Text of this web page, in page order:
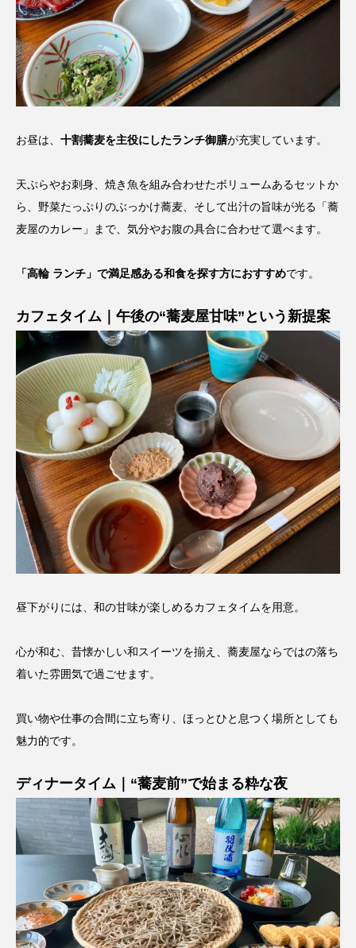
お昼は、 十割蕎麦を主役にしたランチ御膳が充実しています。
天ぷらやお刺身、焼き魚を組み合わせたボリュームあるセットか
ら、野菜たっぷりのぶっかけ蕎麦、そして出汁の旨味が光る「蕎
麦屋のカレー」まで、気分やお腹の具合に合わせて選べます。
「高輪 ランチ」で満足感ある和食を探す方におすすめです。
カフェタイム｜午後の“蕎麦屋甘味”という新提案
昼下がりには、和の甘味が楽しめるカフェタイムを用意。
心が和む、昔懐かしい和スイーツを揃え、蕎麦屋ならではの落ち
着いた雰囲気で過ごせます。
買い物や仕事の合間に立ち寄り、ほっとひと息つく場所としても
魅力的です。
ディナータイム｜“蕎麦前”で始まる粋な夜